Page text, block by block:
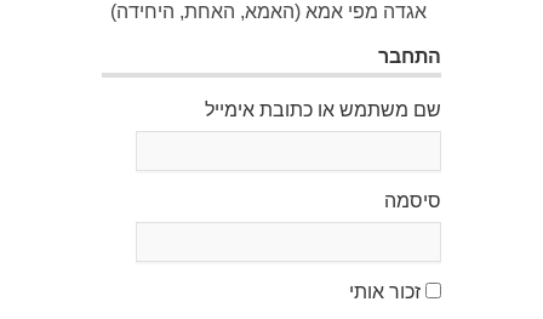
אגדה מפי אמא (האמא, האחת, היחידה)
התחבר
שם משתמש או כתובת אימייל
סיסמה
זכור אותי